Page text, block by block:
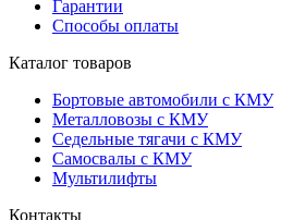
Гарантии
Способы оплаты
Каталог товаров
Бортовые автомобили с КМУ
Металловозы с КМУ
Седельные тягачи с КМУ
Самосвалы с КМУ
Мультилифты
Контакты